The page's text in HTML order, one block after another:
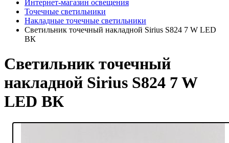
Интернет-магазин освещения
Точечные светильники
Накладные точечные светильники
Светильник точечный накладной Sirius S824 7 W LED
ВК
Светильник точечный
накладной Sirius S824 7 W
LED ВК